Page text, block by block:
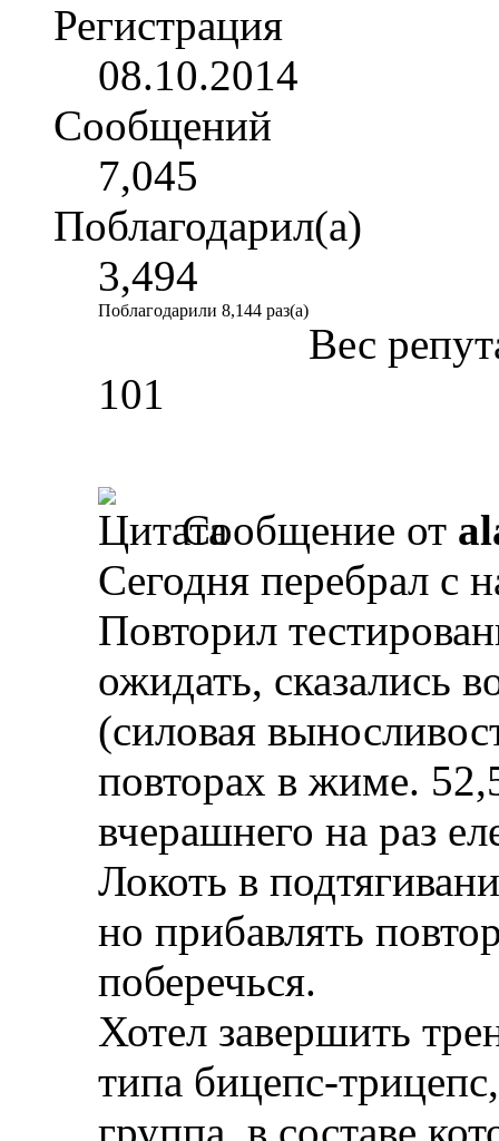
Регистрация
08.10.2014
Сообщений
7,045
Поблагодарил(а)
3,494
Поблагодарили 8,144 раз(а)
Вес
101
Сообщение от
Сегодня перебрал с
Повторил
ожидать, сказались
(силовая
повторах в жиме.
вчерашнего на раз
Локоть в
но прибавлять
поберечься.
Хотел завершить
типа бицепс-
группа, в составе